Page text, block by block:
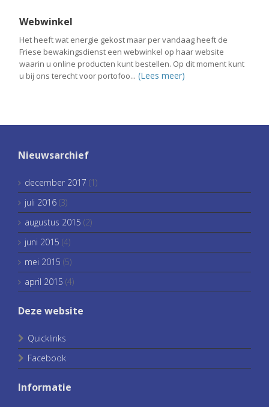
Webwinkel
Het heeft wat energie gekost maar per vandaag heeft de
Friese bewakingsdienst een webwinkel op haar website
waarin u online producten kunt bestellen. Op dit moment kunt
u bij ons terecht voor portofoo... (Lees meer)
Nieuwsarchief
december 2017 (1)
juli 2016 (3)
augustus 2015 (2)
juni 2015 (4)
mei 2015 (5)
april 2015 (4)
Deze website
Quicklinks
Facebook
Informatie